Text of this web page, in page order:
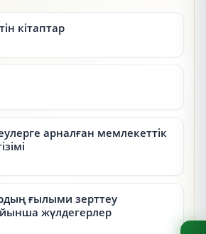
кітаптар
арналған мемлекеттік
ғылыми зерттеу
жүлдегерлер